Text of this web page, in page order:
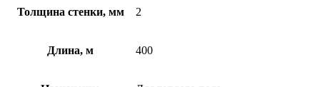
Толщина стенки, мм 2
Длина, м 400